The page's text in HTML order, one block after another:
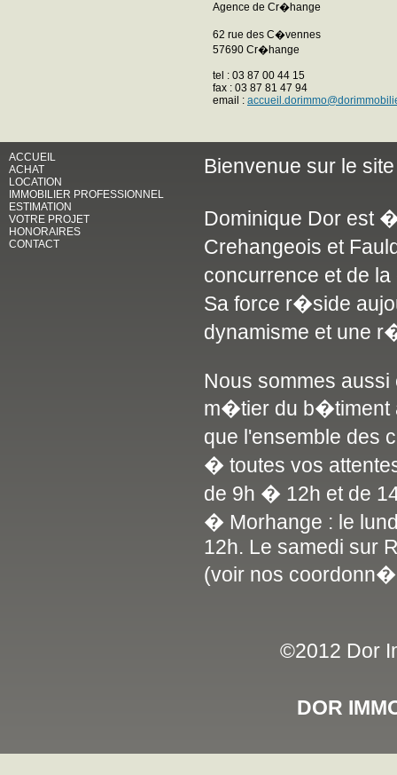
Agence de Cr�hange
62 rue des C�vennes
57690 Cr�hange
tel : 03 87 00 44 15
fax : 03 87 81 47 94
email :
ACCUEIL
ACHAT
LOCATION
IMMOBILIER PROFESSIONNEL
ESTIMATION
VOTRE PROJET
HONORAIRES
CONTACT
Bienvenue sur le
Dominique Dor est
Crehangeois et
concurrence et de
Sa force r�side
dynamisme et une
Nous sommes
m�tier du b�timent
que l'ensemble des
� toutes vos
de 9h � 12h et de
� Morhange : le
12h. Le samedi sur
(voir nos
©2012 Dor
DOR